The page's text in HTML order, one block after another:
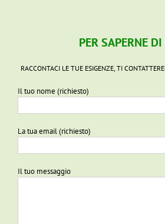
PER SAPERNE DI
RACCONTACI LE TUE ESIGENZE, TI
Il tuo nome (richiesto)
La tua email (richiesto)
Il tuo messaggio